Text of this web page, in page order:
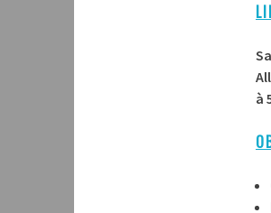
à